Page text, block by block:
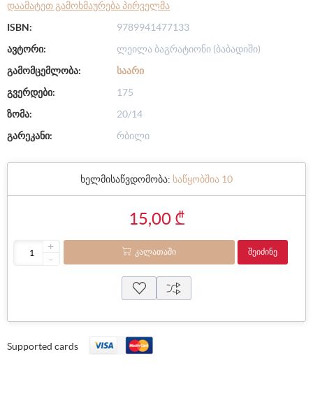
დაამატეთ გამოხმაურება პირველმა
ISBN:
9789941477133
ავტორი:
ლეილა ბაგრატიონი (ბაბადიში)
გამომცემლობა:
ᲡᲐᲐᲠᲘ
გვერდები:
175
ზომა:
20/14
გარეკანი:
რბილი
ხელმისაწვდომობა: საწყობშია 10
15,00 ₾
+
-
ᲙᲐᲚᲐᲗᲐᲨᲘ ᲨᲔᲘᲫᲘᲜᲔ
Supported cards